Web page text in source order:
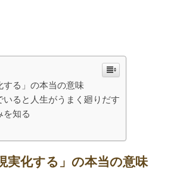
する」の本当の意味
いると人生がうまく廻りだす
を知る
実化する」の本当の意味